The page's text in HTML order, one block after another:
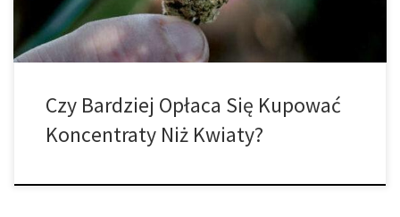
Czy Bardziej Opłaca Się Kupować
Koncentraty Niż Kwiaty?